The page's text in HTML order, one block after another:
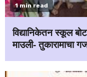
1 min read
विद्यानिकेतन स्कूल
माउली- तुकारामाचा